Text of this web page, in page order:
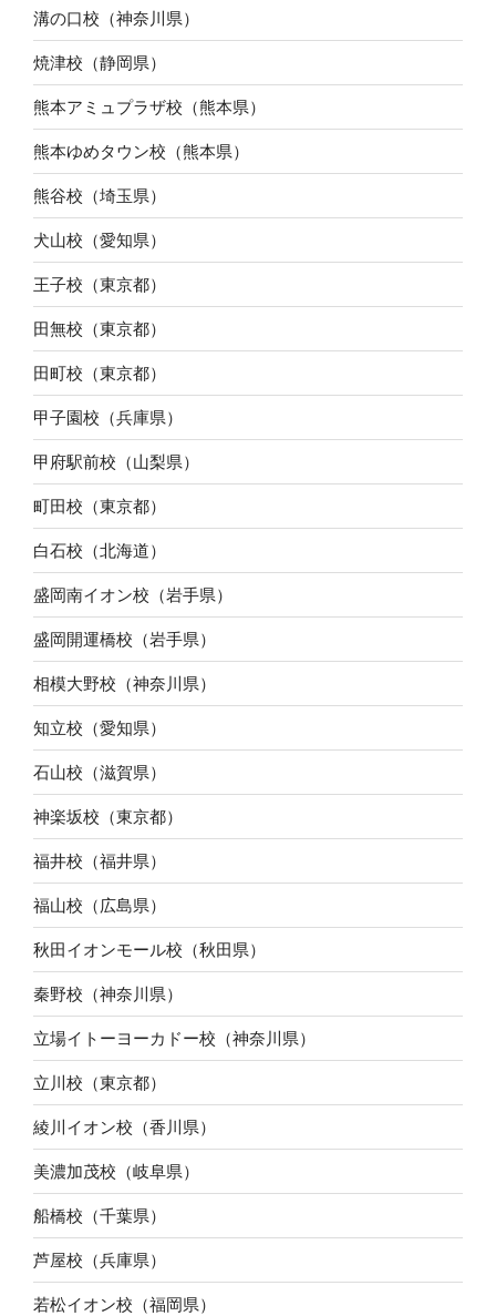
溝の口校（神奈川県）
焼津校（静岡県）
熊本アミュプラザ校（熊本県）
熊本ゆめタウン校（熊本県）
熊谷校（埼玉県）
犬山校（愛知県）
王子校（東京都）
田無校（東京都）
田町校（東京都）
甲子園校（兵庫県）
甲府駅前校（山梨県）
町田校（東京都）
白石校（北海道）
盛岡南イオン校（岩手県）
盛岡開運橋校（岩手県）
相模大野校（神奈川県）
知立校（愛知県）
石山校（滋賀県）
神楽坂校（東京都）
福井校（福井県）
福山校（広島県）
秋田イオンモール校（秋田県）
秦野校（神奈川県）
立場イトーヨーカドー校（神奈川県）
立川校（東京都）
綾川イオン校（香川県）
美濃加茂校（岐阜県）
船橋校（千葉県）
芦屋校（兵庫県）
若松イオン校（福岡県）